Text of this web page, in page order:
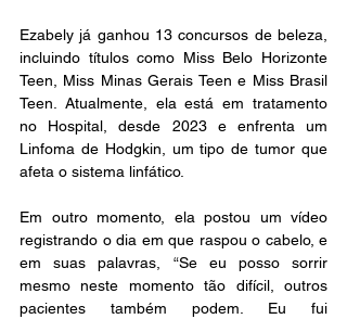
Ezabely já ganhou 13 concursos de beleza,
incluindo títulos como Miss Belo Horizonte
Teen, Miss Minas Gerais Teen e Miss Brasil
Teen. Atualmente, ela está em tratamento
no Hospital, desde 2023 e enfrenta um
Linfoma de Hodgkin, um tipo de tumor que
afeta o sistema linfático.
Em outro momento, ela postou um vídeo
registrando o dia em que raspou o cabelo, e
em suas palavras, “Se eu posso sorrir
mesmo neste momento tão difícil, outros
pacientes também podem. Eu fui